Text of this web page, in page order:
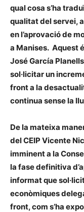
qual cosa s’ha
qualitat del servei,
en l’aprovació de
a Manises. Aquest
José García
sol·licitar un
front a la
continua sense la
De la mateixa
delCEIP Vicente
imminent a la
la fase definitiva
informat que
econòmiques
front, com s’ha